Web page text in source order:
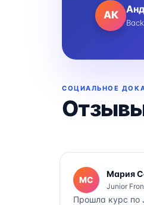
АК
СОЦИАЛЬНОЕ
МС
Мария
Junior
Прошла курс по